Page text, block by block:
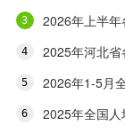
2026年上半年
2025年河北省
2026年1-5月
2025年全国